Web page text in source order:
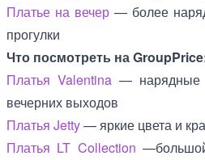
Платье на вечер — более
прогулки
Что посмотреть на
Платья Valentina — нарядные
вечерних выходов
Платья Jetty— яркие цвета и
Платья LT Collection